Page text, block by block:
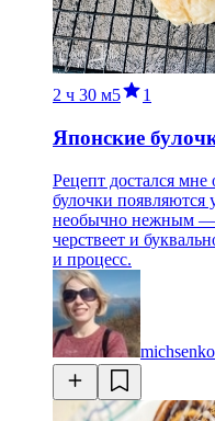
2 ч 30 м5 1
Японские
Рецепт достался
булочки появляются
необычно нежным —
черствеет и
и процесс.